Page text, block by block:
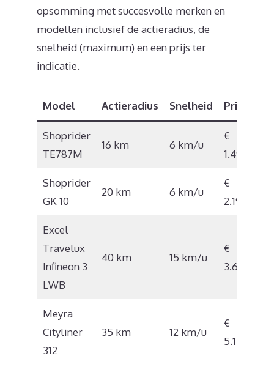
opsomming met succesvolle merken en
modellen inclusief de actieradius, de
snelheid (maximum) en een prijs ter
indicatie.
Model Actieradius Snelheid Prijs
Shoprider
TE787M
16 km 6 km/u
€
1.497
Shoprider
GK 10
20 km 6 km/u
€
2.195
Excel
Travelux
Infineon 3
LWB
40 km 15 km/u
€
3.682
Meyra
Cityliner
312
35 km 12 km/u
€
5.141